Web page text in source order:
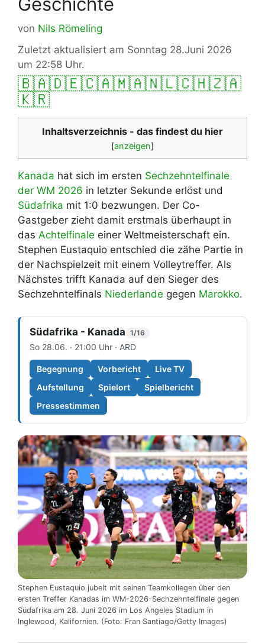
von Nils Römeling
Zuletzt aktualisiert am Sonntag 28.Juni 2026
um 22:58 Uhr.
🇧🇦🇩🇪🇨🇦🇲🇦🇳🇱🇨🇭🇿🇦
🇰🇷
Inhaltsverzeichnis - das findest du hier
[anzeigen]
Kanada hat sich im ersten Sechzehntelfinale
der WM 2026 in letzter Sekunde erlöst und
Südafrika mit 1:0 bezwungen. Der Co-
Gastgeber zieht damit erstmals überhaupt in
das Achtelfinale einer Weltmeisterschaft ein.
Stephen Eustaquio entschied die zähe Partie in
der Nachspielzeit mit einem Volleytreffer. Als
Nächstes trifft Kanada auf den Sieger des
Sechzehntelfinals Niederlande gegen Marokko.
Südafrika - Kanada 1/16
So 28.06. · 21:00 Uhr · ARD
Begegnung Vorbericht
Live TV
Aufstellung
Spielort
Spielbericht
Pressestimmen
Stephen Eustaquio jubelt mit seinen Teamkollegen über den
ersten Treffer Kanadas im WM-2026-Sechzehntelfinale gegen
Südafrika am 28. Juni 2026 im Los Angeles Stadium in
Inglewood, Kalifornien. (Foto: Fran Santiago/Getty Images)